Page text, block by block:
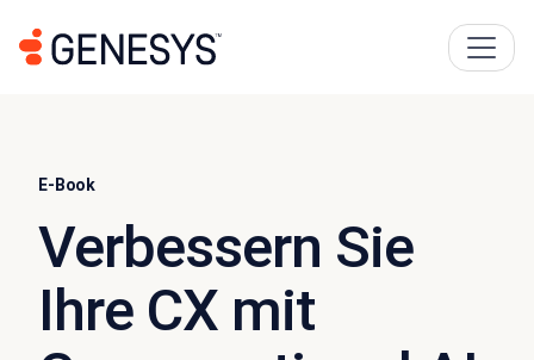
E-Book
Verbessern Sie
Ihre CX mit